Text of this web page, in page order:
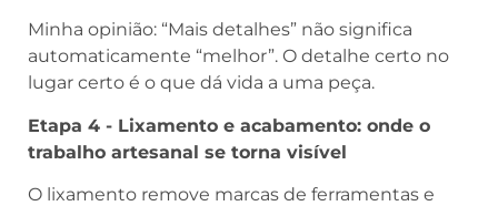
Minha opinião: “Mais detalhes” não significa
automaticamente “melhor”. O detalhe certo no
lugar certo é o que dá vida a uma peça.
Etapa 4 - Lixamento e acabamento: onde o
trabalho artesanal se torna visível
O lixamento remove marcas de ferramentas e